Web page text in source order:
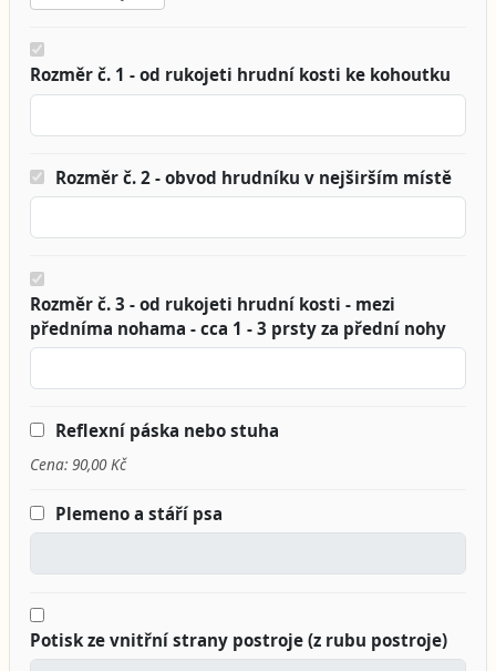
Rozměr č. 1 - od rukojeti hrudní kosti ke kohoutku
Rozměr č. 2 - obvod hrudníku v nejširším místě
Rozměr č. 3 - od rukojeti hrudní kosti - mezi
předníma nohama - cca 1 - 3 prsty za přední nohy
Reflexní páska nebo stuha
Cena: 90,00 Kč
Plemeno a stáří psa
Potisk ze vnitřní strany postroje (z rubu postroje)